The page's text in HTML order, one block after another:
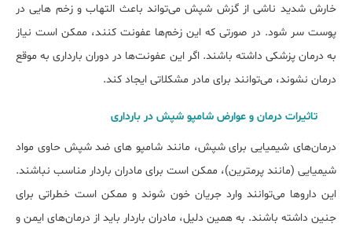
خارش شدید ناشی از گزش شپش می‌تواند باعث التهاب و زخم‌ هایی در
پوست سر شود. در صورتی که این زخم‌ها عفونت کنند، ممکن است نیاز
به درمان پزشکی داشته باشند. اگر این عفونت‌ها در دوران بارداری به موقع
درمان نشوند، می‌توانند برای مادر مشکلاتی ایجاد کند.
تاثیرات درمان‌ و عوارض شامپو شپش در بارداری
درمان‌های شیمیایی برای شپش، مانند شامپو های ضد شپش حاوی مواد
شیمیایی (مانند پرمترین)، ممکن است برای مادران باردار مناسب نباشند.
این داروها می‌توانند وارد جریان خون شوند و ممکن است خطراتی برای
جنین داشته باشند. به همین دلیل، مادران باردار باید از درمان‌های ایمن و